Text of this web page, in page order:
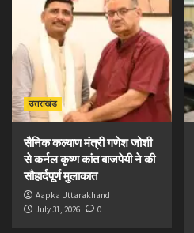
उत्तराखंड
सैनिक कल्याण मंत्री गणेश जोशी
से कर्नल कृष्ण कांत बाजपेयी ने की
सौहार्दपूर्ण मुलाकात
Aapka Uttarakhand
July 31, 2026
0